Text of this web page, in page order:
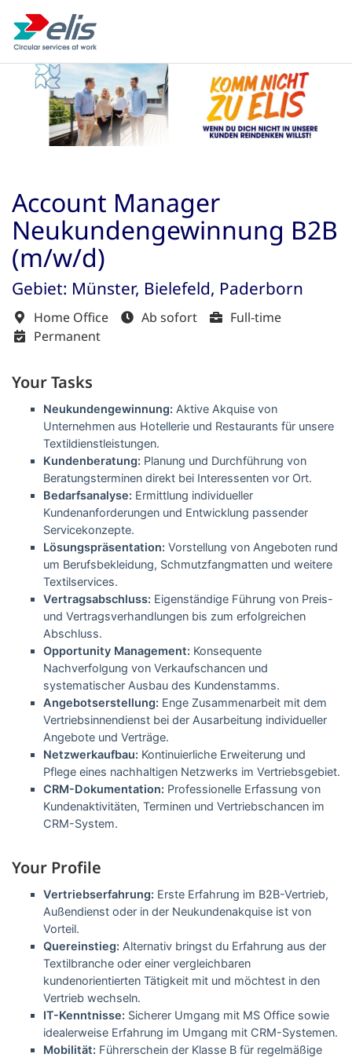
Account Manager
Neukundengewinnung B2B
(m/w/d)
Gebiet: Münster, Bielefeld, Paderborn
Home Office Ab sofort
Full-time
Permanent
Your Tasks
Neukundengewinnung: Aktive Akquise von
Unternehmen aus Hotellerie und Restaurants für unsere
Textildienstleistungen.
Kundenberatung: Planung und Durchführung von
Beratungsterminen direkt bei Interessenten vor Ort.
Bedarfsanalyse: Ermittlung individueller
Kundenanforderungen und Entwicklung passender
Servicekonzepte.
Lösungspräsentation: Vorstellung von Angeboten rund
um Berufsbekleidung, Schmutzfangmatten und weitere
Textilservices.
Vertragsabschluss: Eigenständige Führung von Preis-
und Vertragsverhandlungen bis zum erfolgreichen
Abschluss.
Opportunity Management: Konsequente
Nachverfolgung von Verkaufschancen und
systematischer Ausbau des Kundenstamms.
Angebotserstellung: Enge Zusammenarbeit mit dem
Vertriebsinnendienst bei der Ausarbeitung individueller
Angebote und Verträge.
Netzwerkaufbau: Kontinuierliche Erweiterung und
Pflege eines nachhaltigen Netzwerks im Vertriebsgebiet.
CRM-Dokumentation: Professionelle Erfassung von
Kundenaktivitäten, Terminen und Vertriebschancen im
CRM-System.
Your Profile
Vertriebserfahrung: Erste Erfahrung im B2B-Vertrieb,
Außendienst oder in der Neukundenakquise ist von
Vorteil.
Quereinstieg: Alternativ bringst du Erfahrung aus der
Textilbranche oder einer vergleichbaren
kundenorientierten Tätigkeit mit und möchtest in den
Vertrieb wechseln.
IT-Kenntnisse: Sicherer Umgang mit MS Office sowie
idealerweise Erfahrung im Umgang mit CRM-Systemen.
Mobilität: Führerschein der Klasse B für regelmäßige